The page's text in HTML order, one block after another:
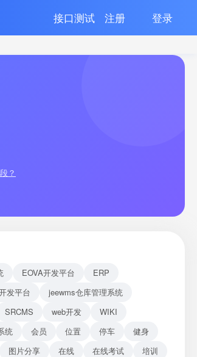
接口测试 注册 登录
？
EOVA开发平台
ERP
发平台
jeewms仓库管理系统
SRCMS web开发
WIKI
统 会员 位置 停车
健身
图片分享 在线 在线考试
培训